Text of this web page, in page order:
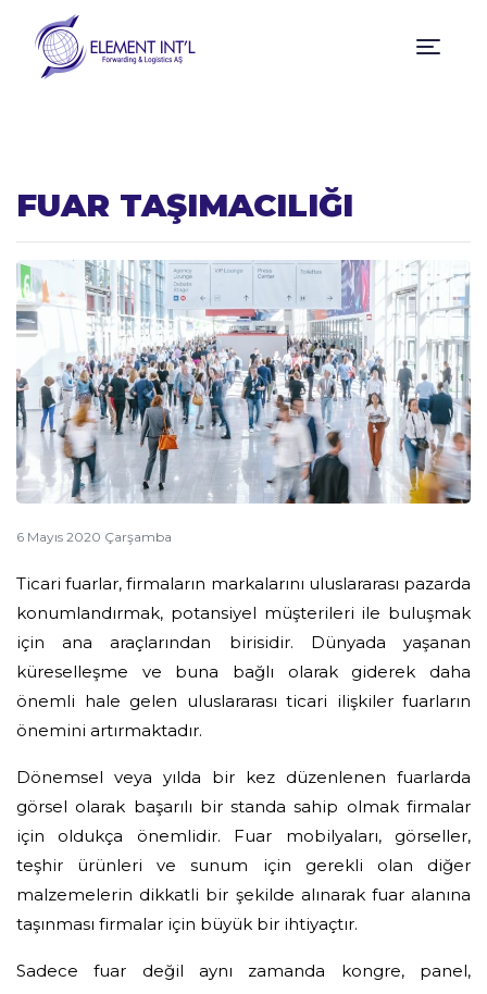
FUAR TAŞIMACILIĞI
6 Mayıs 2020 Çarşamba
Ticari fuarlar, firmaların markalarını uluslararası pazarda
konumlandırmak, potansiyel müşterileri ile buluşmak
için ana araçlarından birisidir. Dünyada yaşanan
küreselleşme ve buna bağlı olarak giderek daha
önemli hale gelen uluslararası ticari ilişkiler fuarların
önemini artırmaktadır.
Dönemsel veya yılda bir kez düzenlenen fuarlarda
görsel olarak başarılı bir standa sahip olmak firmalar
için oldukça önemlidir. Fuar mobilyaları, görseller,
teşhir ürünleri ve sunum için gerekli olan diğer
malzemelerin dikkatli bir şekilde alınarak fuar alanına
taşınması firmalar için büyük bir ihtiyaçtır.
Sadece fuar değil aynı zamanda kongre, panel,